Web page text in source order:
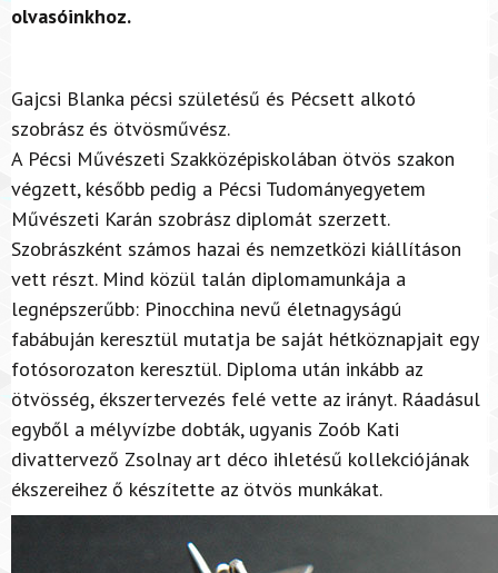
olvasóinkhoz.
Gajcsi Blanka pécsi születésű és Pécsett alkotó
szobrász és ötvösművész.
A Pécsi Művészeti Szakközépiskolában ötvös szakon
végzett, később pedig a Pécsi Tudományegyetem
Művészeti Karán szobrász diplomát szerzett.
Szobrászként számos hazai és nemzetközi kiállításon
vett részt. Mind közül talán diplomamunkája a
legnépszerűbb: Pinocchina nevű életnagyságú
fabábuján keresztül mutatja be saját hétköznapjait egy
fotósorozaton keresztül. Diploma után inkább az
ötvösség, ékszertervezés felé vette az irányt. Ráadásul
egyből a mélyvízbe dobták, ugyanis Zoób Kati
divattervező Zsolnay art déco ihletésű kollekciójának
ékszereihez ő készítette az ötvös munkákat.